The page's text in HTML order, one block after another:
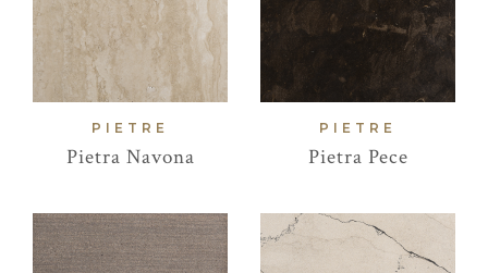
PIETRE
Pietra Navona
PIETRE
Pietra Pece